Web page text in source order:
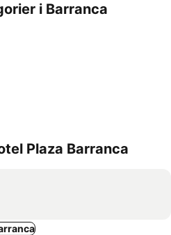
i Barranca
Plaza Barranca